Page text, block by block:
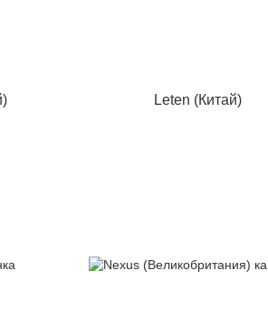
Leten (Китай)